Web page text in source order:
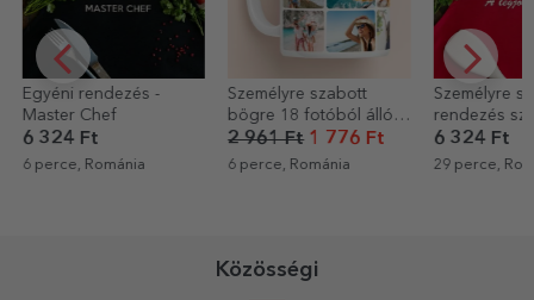
Egyéni rendezés -
Master Chef
6 324 Ft
6 perce, Románia
Személyre szabott
bögre 18 fotóból álló
kollázzsal
2 961 Ft1 776 Ft
6 perce, Románia
Személyre
rendezés
6 324 Ft
29 perce,
Közösségi